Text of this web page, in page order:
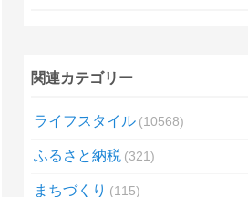
関連カテゴリー
ライフスタイル 10568
ふるさと納税 321
まちづくり 115